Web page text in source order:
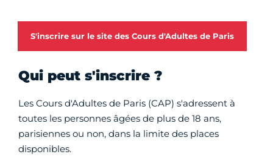
S'inscrire sur le site des Cours d'Adultes de Paris
Qui peut s'inscrire ?
Les Cours d'Adultes de Paris (CAP) s'adressent à
toutes les personnes âgées de plus de 18 ans,
parisiennes ou non, dans la limite des places
disponibles.